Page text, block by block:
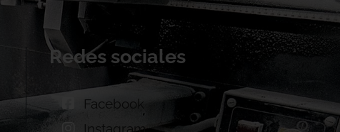
Redes sociales
Facebook
Instagram